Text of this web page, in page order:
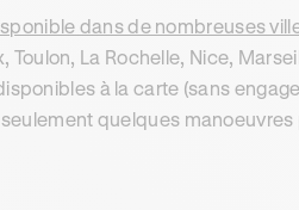
dans de nombreuses
La Rochelle, Nice,
à la carte (sans
quelques